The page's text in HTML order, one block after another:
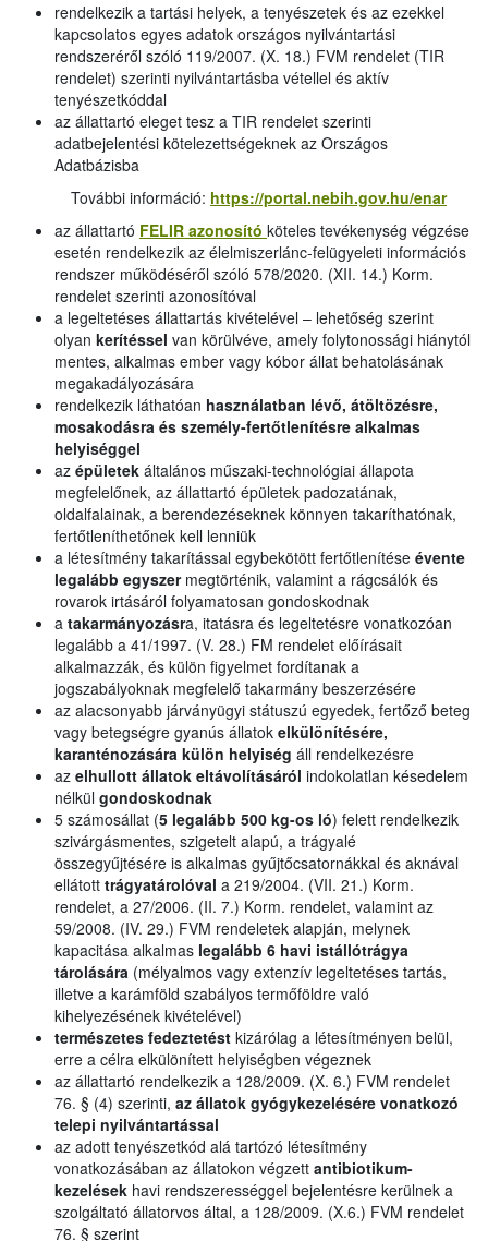
rendelkezik a tartási helyek, a tenyészetek és az ezekkel
kapcsolatos egyes adatok országos nyilvántartási
rendszeréről szóló 119/2007. (X. 18.) FVM rendelet (TIR
rendelet) szerinti nyilvántartásba vétellel és aktív
tenyészetkóddal
az állattartó eleget tesz a TIR rendelet szerinti
adatbejelentési kötelezettségeknek az Országos
Adatbázisba
További információ: https://portal.nebih.gov.hu/enar
az állattartó FELIR azonosító köteles tevékenység végzése
esetén rendelkezik az élelmiszerlánc-felügyeleti információs
rendszer működéséről szóló 578/2020. (XII. 14.) Korm.
rendelet szerinti azonosítóval
a legeltetéses állattartás kivételével – lehetőség szerint
olyan kerítéssel van körülvéve, amely folytonossági hiánytól
mentes, alkalmas ember vagy kóbor állat behatolásának
megakadályozására
rendelkezik láthatóan használatban lévő, átöltözésre,
mosakodásra és személy-fertőtlenítésre alkalmas
helyiséggel
az épületek általános műszaki-technológiai állapota
megfelelőnek, az állattartó épületek padozatának,
oldalfalainak, a berendezéseknek könnyen takaríthatónak,
fertőtleníthetőnek kell lenniük
a létesítmény takarítással egybekötött fertőtlenítése évente
legalább egyszer megtörténik, valamint a rágcsálók és
rovarok irtásáról folyamatosan gondoskodnak
a takarmányozásra, itatásra és legeltetésre vonatkozóan
legalább a 41/1997. (V. 28.) FM rendelet előírásait
alkalmazzák, és külön figyelmet fordítanak a
jogszabályoknak megfelelő takarmány beszerzésére
az alacsonyabb járványügyi státuszú egyedek, fertőző beteg
vagy betegségre gyanús állatok elkülönítésére,
karanténozására külön helyiség áll rendelkezésre
az elhullott állatok eltávolításáról indokolatlan késedelem
nélkül gondoskodnak
5 számosállat (5 legalább 500 kg-os ló) felett rendelkezik
szivárgásmentes, szigetelt alapú, a trágyalé
összegyűjtésére is alkalmas gyűjtőcsatornákkal és aknával
ellátott trágyatárolóval a 219/2004. (VII. 21.) Korm.
rendelet, a 27/2006. (II. 7.) Korm. rendelet, valamint az
59/2008. (IV. 29.) FVM rendeletek alapján, melynek
kapacitása alkalmas legalább 6 havi istállótrágya
tárolására (mélyalmos vagy extenzív legeltetéses tartás,
illetve a karámföld szabályos termőföldre való
kihelyezésének kivételével)
természetes fedeztetést kizárólag a létesítményen belül,
erre a célra elkülönített helyiségben végeznek
az állattartó rendelkezik a 128/2009. (X. 6.) FVM rendelet
76. § (4) szerinti, az állatok gyógykezelésére vonatkozó
telepi nyilvántartással
az adott tenyészetkód alá tartózó létesítmény
vonatkozásában az állatokon végzett antibiotikum-
kezelések havi rendszerességgel bejelentésre kerülnek a
szolgáltató állatorvos által, a 128/2009. (X.6.) FVM rendelet
76. § szerint